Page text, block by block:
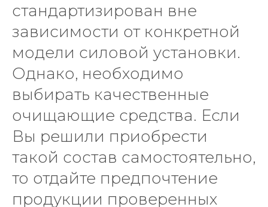
стандартизирован вне
зависимости от конкретной
модели силовой установки.
Однако, необходимо
выбирать качественные
очищающие средства. Если
Вы решили приобрести
такой состав самостоятельно,
то отдайте предпочтение
продукции проверенных